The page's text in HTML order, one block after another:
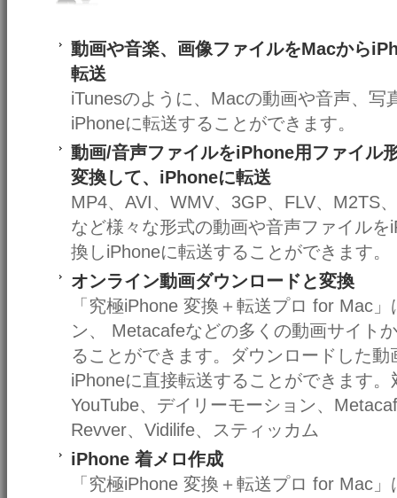
動画や音楽、画像ファイルをMacから
転送
iTunesのように、Macの動画や音声、写
iPhoneに転送することができます。
動画/音声ファイルをiPhone用ファイル
変換して、iPhoneに転送
MP4、AVI、WMV、3GP、FLV、M2TS
など様々な形式の動画や音声ファイル
換しiPhoneに転送することができます。
オンライン動画ダウンロードと変換
「究極iPhone 変換＋転送プロ for Mac
ン、 Metacafeなどの多くの動画サイト
ることができます。ダウンロードした
iPhoneに直接転送することができます
YouTube、デイリーモーション、
Revver、Vidilife、スティッカム
iPhone 着メロ作成
「究極iPhone 変換＋転送プロ for Mac